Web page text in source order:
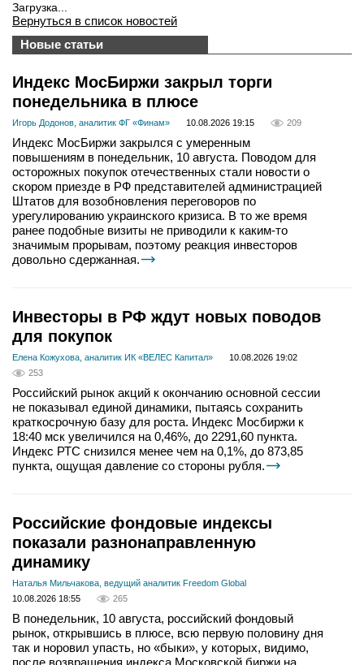
Загрузка...
Вернуться в список новостей
Новые статьи
Индекс МосБиржи закрыл торги
понедельника в плюсе
Игорь Додонов, аналитик ФГ «Финам» 10.08.2026 19:15 209
Индекс МосБиржи закрылся с умеренным
повышениям в понедельник, 10 августа. Поводом для
осторожных покупок отечественных стали новости о
скором приезде в РФ представителей администрацией
Штатов для возобновления переговоров по
урегулированию украинского кризиса. В то же время
ранее подобные визиты не приводили к каким-то
значимым прорывам, поэтому реакция инвесторов
довольно сдержанная.
Инвесторы в РФ ждут новых поводов
для покупок
Елена Кожухова, аналитик ИК «ВЕЛЕС Капитал»
10.08.2026 19:02
253
Российский рынок акций к окончанию основной сессии
не показывал единой динамики, пытаясь сохранить
краткосрочную базу для роста. Индекс Мосбиржи к
18:40 мск увеличился на 0,46%, до 2291,60 пункта.
Индекс РТС снизился менее чем на 0,1%, до 873,85
пункта, ощущая давление со стороны рубля.
Российские фондовые индексы
показали разнонаправленную
динамику
Наталья Мильчакова, ведущий аналитик Freedom Global
10.08.2026 18:55
265
В понедельник, 10 августа, российский фондовый
рынок, открывшись в плюсе, всю первую половину дня
так и норовил упасть, но «быки», у которых, видимо,